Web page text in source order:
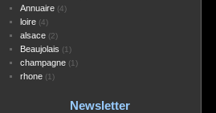
Annuaire(4)
loire(4)
alsace(2)
Beaujolais (1)
champagne(1)
rhone(1)
Newsletter